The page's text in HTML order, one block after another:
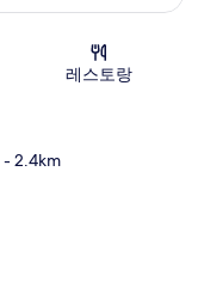
레스토랑
- 2.4km